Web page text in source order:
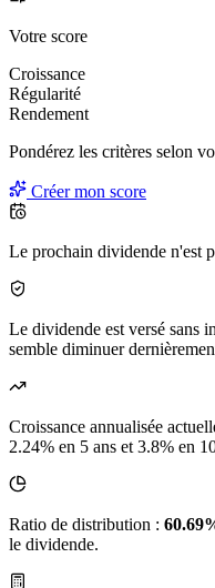
Votre score
Croissance
Régularité
Rendement
Pondérez les critères selon
Créer mon score
Le prochain dividende n'est
Le dividende est versé sans
semble diminuer
Croissance annualisée
2.24% en 5 ans et 3.8% en
Ratio de distribution :
le dividende.